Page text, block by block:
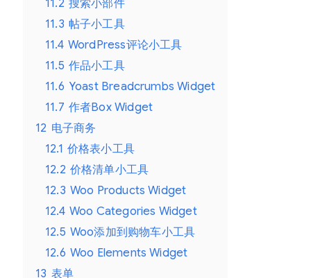
11.2 搜索小部件
11.3 帖子小工具
11.4 WordPress评论小工具
11.5 作品小工具
11.6 Yoast Breadcrumbs Widget
11.7 作者Box Widget
12 电子商务
12.1 价格表小工具
12.2 价格清单小工具
12.3 Woo Products Widget
12.4 Woo Categories Widget
12.5 Woo添加到购物车小工具
12.6 Woo Elements Widget
13 表单